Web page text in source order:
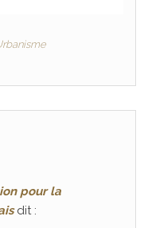
pour la
dit :